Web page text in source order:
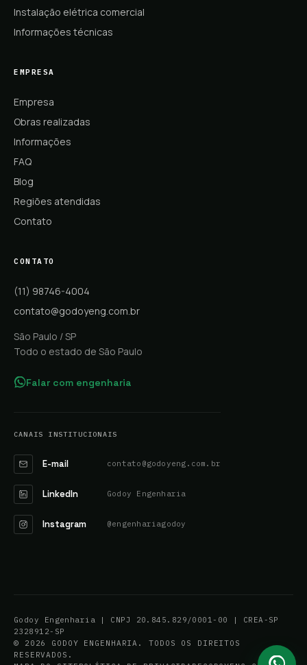
Instalação elétrica comercial
Informações técnicas
EMPRESA
Empresa
Obras realizadas
Informações
FAQ
Blog
Regiões atendidas
Contato
CONTATO
(11) 98746-4004
contato@godoyeng.com.br
São Paulo / SP
Todo o estado de São Paulo
Falar com engenharia
CANAIS INSTITUCIONAIS
E-mail contato@godoyeng.com.br
LinkedIn Godoy Engenharia
Instagram @engenhariagodoy
Godoy Engenharia | CNPJ 20.845.829/0001-00 | CREA-SP
2328912-SP
© 2026 GODOY ENGENHARIA. TODOS OS DIREITOS
RESERVADOS.